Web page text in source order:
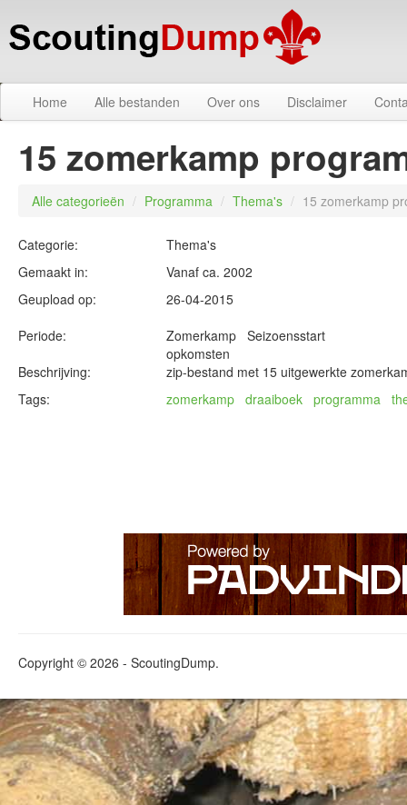
Home Alle bestanden Over ons Disclaimer
15 zomerkamp
Alle categorieën / Programma / Thema's / 15 zomerkamp
Categorie:
Thema's
Gemaakt in:
Vanaf ca. 2002
Geupload op:
26-04-2015
Periode:
Zomerkamp Seizoensstart
opkomsten
Beschrijving:
zip-bestand met 15 uitgewerkte
Tags:
zomerkamp draaiboek programma
Copyright © 2026 - ScoutingDump.